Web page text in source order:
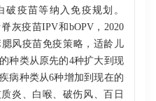
破疫苗等纳入免疫规划。
灰疫苗IPV和bOPV，2020
风疫苗免疫策略，适龄儿
种类从原先的4种扩大到现
病种类从6种增加到现在的
炎、白喉、破伤风、百日